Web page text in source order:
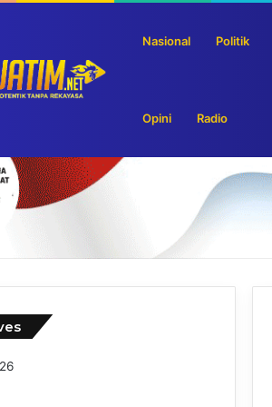
Nasional Politik
Opini Radio
Mojokerto, Pemkot Galakkan Permainan